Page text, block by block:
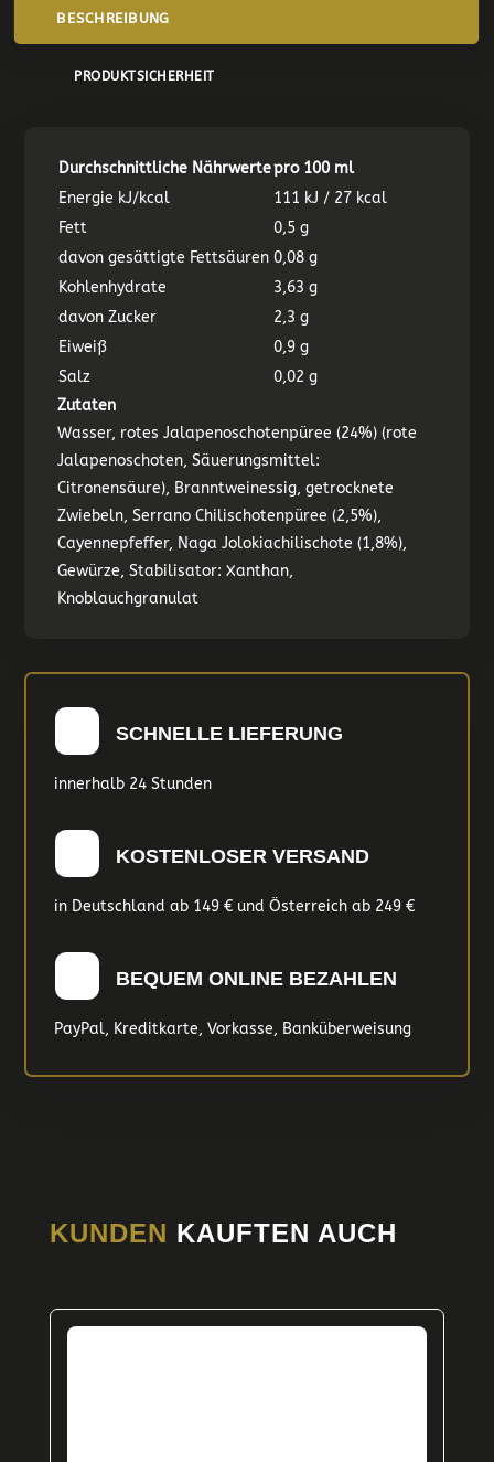
BESCHREIBUNG
PRODUKTSICHERHEIT
Durchschnittliche Nährwertepro 100 ml
Energie kJ/kcal
111 kJ / 27 kcal
Fett
0,5 g
davon gesättigte Fettsäuren 0,08 g
Kohlenhydrate
3,63 g
davon Zucker
2,3 g
Eiweiß
0,9 g
Salz
0,02 g
Zutaten
Wasser, rotes Jalapenoschotenpüree (24%) (rote
Jalapenoschoten, Säuerungsmittel:
Citronensäure), Branntweinessig, getrocknete
Zwiebeln, Serrano Chilischotenpüree (2,5%),
Cayennepfeffer, Naga Jolokiachilischote (1,8%),
Gewürze, Stabilisator: Xanthan,
Knoblauchgranulat
SCHNELLE LIEFERUNG
innerhalb 24 Stunden
KOSTENLOSER VERSAND
in Deutschland ab 149 € und Österreich ab 249 €
BEQUEM ONLINE BEZAHLEN
PayPal, Kreditkarte, Vorkasse, Banküberweisung
KUNDEN KAUFTEN AUCH